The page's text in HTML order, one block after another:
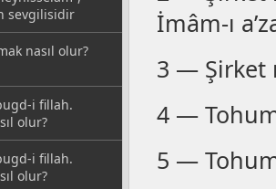
sevgilisidir
nasıl olur?
i fillah.
olur?
i fillah.
olur?
İmâm-ı
3 — Şirket
4 —
5 —